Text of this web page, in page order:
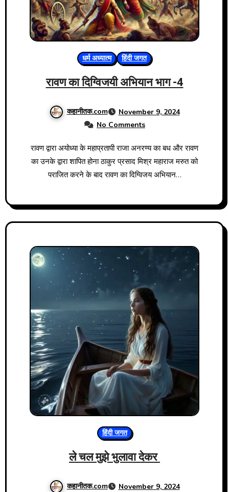
धर्म अध्यात्म हिंदी जगत
रावण का दिग्विजयी अभियान भाग -4
कहानीतक.com
November 9, 2024
No Comments
रावण द्वारा अयोध्या के महाप्रतापी राजा अनरण्य का बध और रावण
का उनके द्वारा शापित होना ठाकुर प्रसाद मिश्र महाराज मरुत को
पराजित करने के बाद रावण का दिग्विजय अभियान…
हिंदी जगत
ले चल मुझे भुलावा देकर
कहानीतक.com
November 9, 2024